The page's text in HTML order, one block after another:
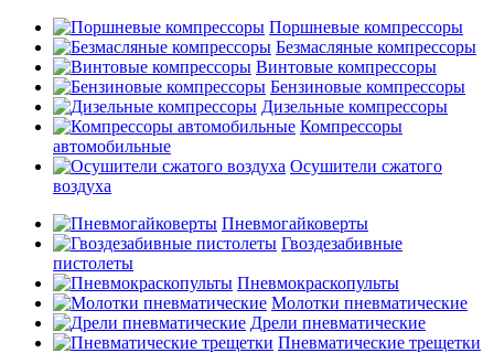
Поршневые компрессоры
Безмасляные компрессоры
Винтовые компрессоры
Бензиновые компрессоры
Дизельные компрессоры
Компрессоры
автомобильные
Осушители сжатого
воздуха
Пневмогайковерты
Гвоздезабивные
пистолеты
Пневмокраскопульты
Молотки пневматические
Дрели пневматические
Пневматические трещетки